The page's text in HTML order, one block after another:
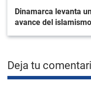
Dinamarca levanta
avance del
Deja tu